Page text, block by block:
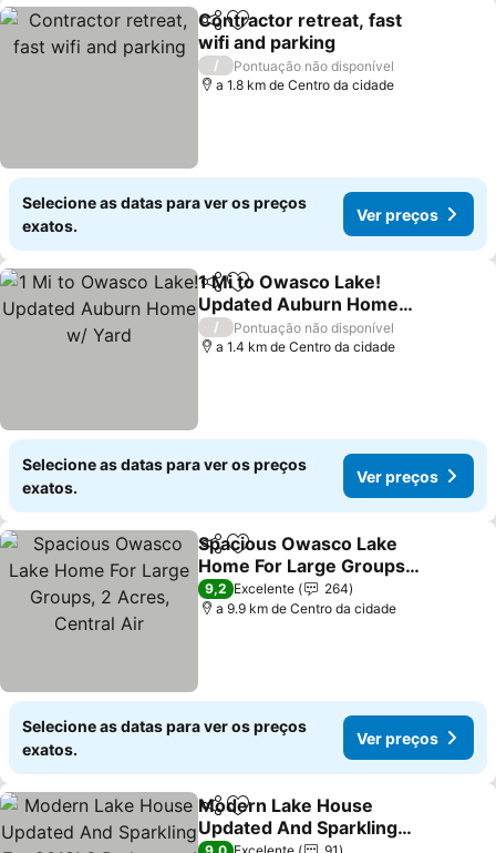
PartilharAdicionar aos favoritos
Contractor retreat, fast
wifi and parking
Ver preços
/
Pontuação não disponível
a 1.8 km de Centro da cidade
Selecione as datas para ver os preços
exatos.
Ver preços
PartilharAdicionar aos favoritos
1 Mi to Owasco Lake!
Updated Auburn Home
w/ Yard
Ver preços
/
Pontuação não disponível
a 1.4 km de Centro da cidade
Selecione as datas para ver os preços
exatos.
Ver preços
PartilharAdicionar aos favoritos
Spacious Owasco Lake
Home For Large Groups,
2 Acres, Central Air
Ver preços
9,2 Excelente
264
a 9.9 km de Centro da cidade
Selecione as datas para ver os preços
exatos.
Ver preços
PartilharAdicionar aos favoritos
Modern Lake House
Updated And Sparkling